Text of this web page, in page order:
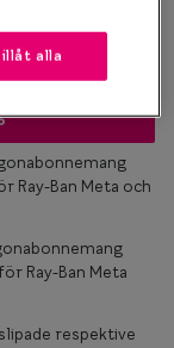
Ray-Ban Meta och
Ray-Ban Meta
respektive
alla